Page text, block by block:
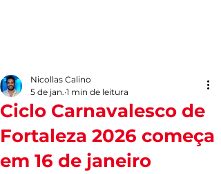
Ciclo Carnavalesco de
Fortaleza 2026 começa
em 16 de janeiro
Nicollas Calino
5 de jan. 1 min de leitura